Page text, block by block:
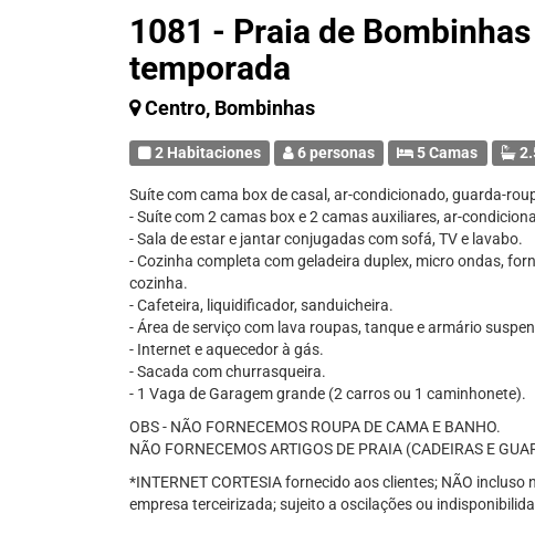
1081 - Praia de
temporada
Centro, Bombinhas
2 Habitaciones 6 personas 5 Camas
Suíte com cama box de casal, ar-condicionado, guarda-
- Suíte com 2 camas box e 2 camas auxiliares, ar-
- Sala de estar e jantar conjugadas com sofá, TV e lavabo.
- Cozinha completa com geladeira duplex, micro ondas,
cozinha.
- Cafeteira, liquidificador, sanduicheira.
- Área de serviço com lava roupas, tanque e armário
- Internet e aquecedor à gás.
- Sacada com churrasqueira.
- 1 Vaga de Garagem grande (2 carros ou 1 caminhonete).
OBS - NÃO FORNECEMOS ROUPA DE CAMA E BANHO.
NÃO FORNECEMOS ARTIGOS DE PRAIA (CADEIRAS E
*INTERNET CORTESIA fornecido aos clientes; NÃO
empresa terceirizada; sujeito a oscilações ou